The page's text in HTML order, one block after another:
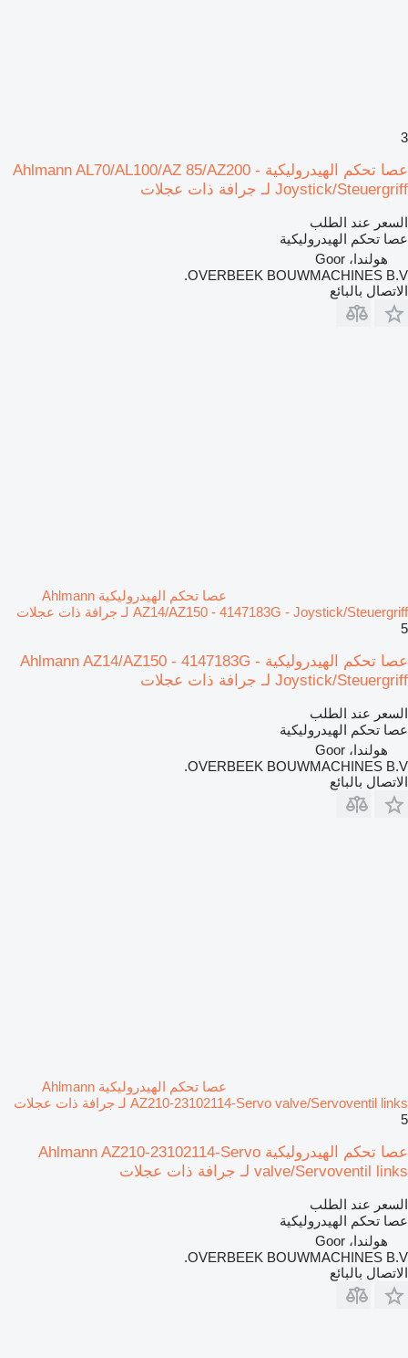
3
عصا تحكم الهيدروليكية Ahlmann AL70/AL100/AZ 85/AZ200 -
Joystick/Steuergriff لـ جرافة ذات عجلات
السعر عند الطلب
عصا تحكم الهيدروليكية
هولندا، Goor
OVERBEEK BOUWMACHINES B.V.
الاتصال بالبائع
عصا تحكم الهيدروليكية Ahlmann
AZ14/AZ150 - 4147183G - Joystick/Steuergriff لـ جرافة ذات عجلات
5
عصا تحكم الهيدروليكية Ahlmann AZ14/AZ150 - 4147183G -
Joystick/Steuergriff لـ جرافة ذات عجلات
السعر عند الطلب
عصا تحكم الهيدروليكية
هولندا، Goor
OVERBEEK BOUWMACHINES B.V.
الاتصال بالبائع
عصا تحكم الهيدروليكية Ahlmann
AZ210-23102114-Servo valve/Servoventil links لـ جرافة ذات عجلات
5
عصا تحكم الهيدروليكية Ahlmann AZ210-23102114-Servo
valve/Servoventil links لـ جرافة ذات عجلات
السعر عند الطلب
عصا تحكم الهيدروليكية
هولندا، Goor
OVERBEEK BOUWMACHINES B.V.
الاتصال بالبائع